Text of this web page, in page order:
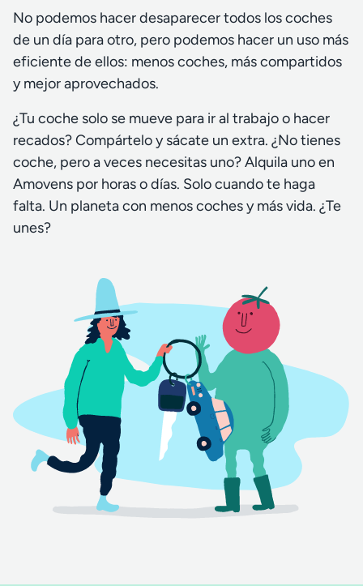
No podemos hacer desaparecer todos los coches
de un día para otro, pero podemos hacer un uso más
eficiente de ellos: menos coches, más compartidos
y mejor aprovechados.
¿Tu coche solo se mueve para ir al trabajo o hacer
recados? Compártelo y sácate un extra. ¿No tienes
coche, pero a veces necesitas uno? Alquila uno en
Amovens por horas o días. Solo cuando te haga
falta. Un planeta con menos coches y más vida. ¿Te
unes?